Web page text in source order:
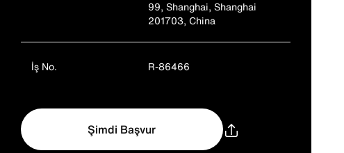
99, Shanghai, Shanghai
201703, China
İş No. R-86466
Şimdi Başvur